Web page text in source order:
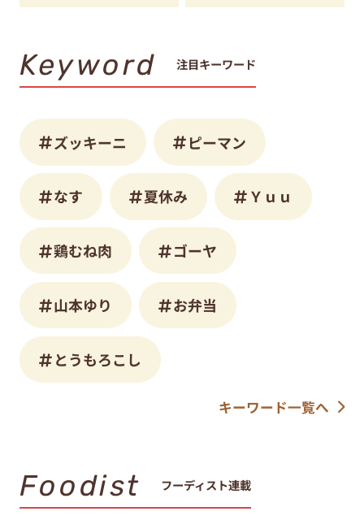
Keyword 注目キーワード
ズッキーニ ピーマン
なす 夏休み Ｙｕｕ
鶏むね肉 ゴーヤ
山本ゆり お弁当
とうもろこし
キーワード一覧へ
Foodist フーディスト連載